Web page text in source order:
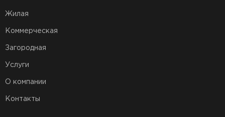
Жилая
Коммерческая
Загородная
Услуги
О компании
Контакты